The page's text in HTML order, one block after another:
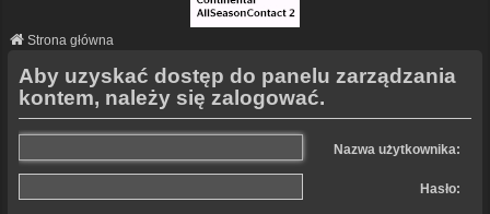
Strona główna
Aby uzyskać dostęp do panelu zarządzania
kontem, należy się zalogować.
Nazwa użytkownika:
Hasło: